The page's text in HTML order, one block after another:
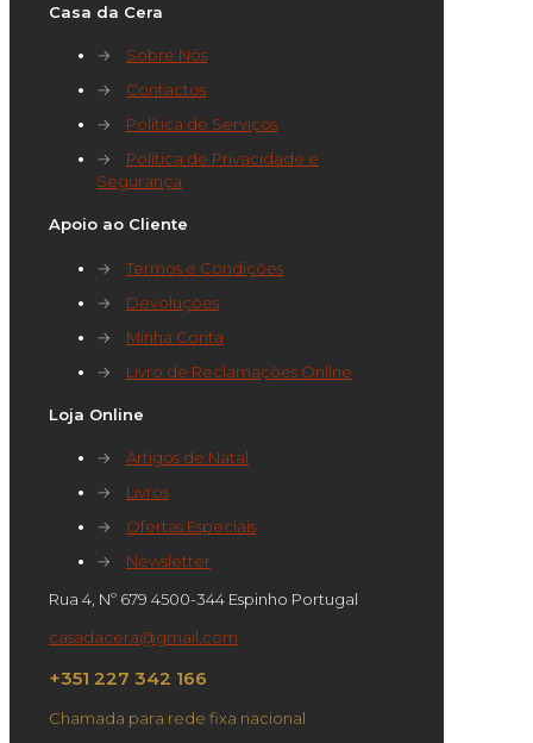
Casa da Cera
→
Sobre Nós
→
Contactos
→
Política de Serviços
→
Política de Privacidade e
Segurança
Apoio ao Cliente
→
Termos e Condições
→
Devoluções
→
Minha Conta
→
Livro de Reclamações Online
Loja Online
→
Artigos de Natal
→
Livros
→
Ofertas Especiais
→
Newsletter
Rua 4, Nº 679 4500-344 Espinho Portugal
casadacera@gmail.com
+351 227 342 166
Chamada para rede fixa nacional